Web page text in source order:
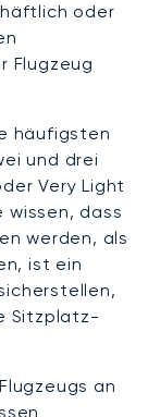
oder
Flugzeug
häufigsten
und drei
Very Light
wissen, dass
werden, als
ist ein
Sitzplatz-
an